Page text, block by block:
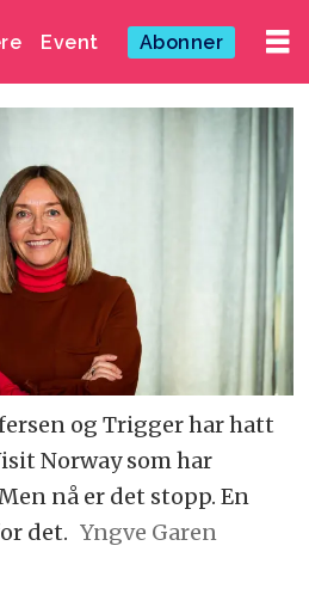
Event Abonner
og Trigger har hatt
Norway som har
nå er det stopp. En
det. Yngve Garen